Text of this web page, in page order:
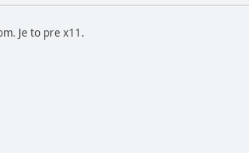
Je to pre x11.